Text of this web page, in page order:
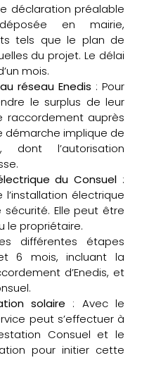
déclaration préalable
en mairie,
tels que le plan de
du projet. Le délai
mois.
réseau Enedis : Pour
le surplus de leur
raccordement auprès
démarche implique de
dont l’autorisation
du Consuel :
électrique
Elle peut être
le propriétaire.
différentes étapes
6 mois, incluant la
d’Enedis, et
solaire : Avec le
peut s’effectuer à
Consuel et le
pour initier cette